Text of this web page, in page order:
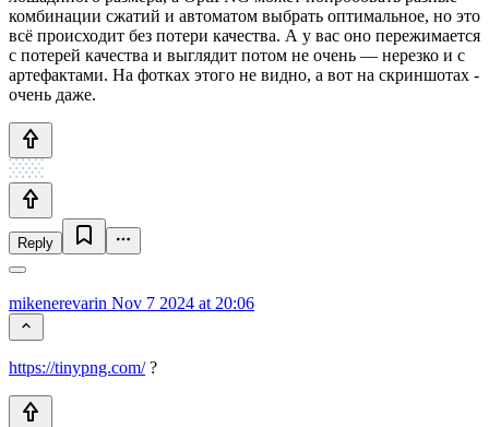
комбинации сжатий и автоматом выбрать оптимальное, но это
всё происходит без потери качества. А у вас оно пережимается
с потерей качества и выглядит потом не очень — нерезко и с
артефактами. На фотках этого не видно, а вот на скриншотах -
очень даже.
Reply
mikenerevarin Nov 7 2024 at 20:06
https://tinypng.com/?